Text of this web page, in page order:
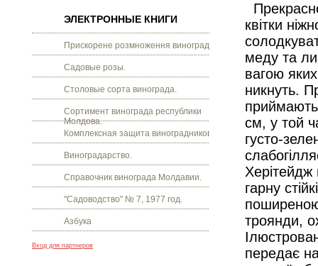
ЭЛЕКТРОННЫЕ КНИГИ
Прискорене розмноження винограду.
Садовые розы.
Столовые сорта винограда.
Сортимент винограда республики
Молдова.
Комплексная защита виноградников.
Виноградарство.
Справочник винограда Молдавии.
"Садоводство" № 7, 1977 год.
Азбука
Вход для партнеров
квітки
меду та
вагою
никнуть.
см, у той
густо-
Херітейдж
гарну
поширеною
троянди,
передає